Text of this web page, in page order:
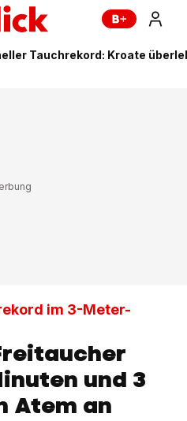
Tauchrekord: Kroate
im 3-Meter-
und 3
Atem an